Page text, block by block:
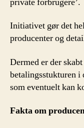
Initiativet gør det
producenter og
Dermed er der
betalingsstukturen i
som eventuelt kan
Fakta om